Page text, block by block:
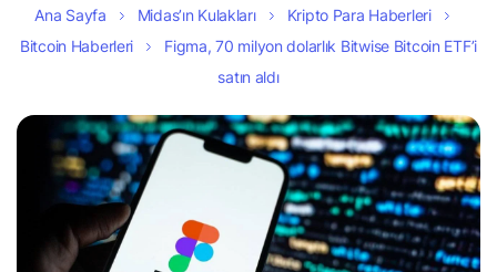
Ana Sayfa Midas’ın Kulakları
Kripto Para Haberleri
Bitcoin Haberleri
Figma, 70 milyon dolarlık Bitwise Bitcoin ETF’i
satın aldı